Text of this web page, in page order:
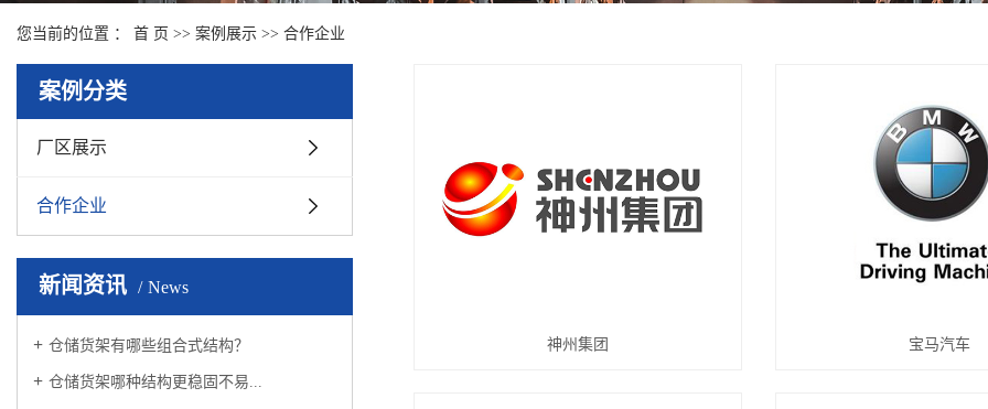
您当前的位置 ： 首 页 >> 案例展示 >> 合作企业
案例分类
厂区展示
合作企业
新闻资讯 News
仓储货架有哪些组合式结构？
仓储货架哪种结构更稳固不易...
神州集团 宝马汽车